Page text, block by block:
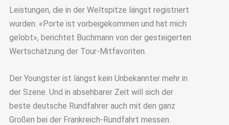
Leistungen, die in der Weltspitze längst registriert
wurden. «Porte ist vorbeigekommen und hat mich
gelobt», berichtet Buchmann von der gesteigerten
Wertschätzung der Tour-Mitfavoriten.
Der Youngster ist längst kein Unbekannter mehr in
der Szene. Und in absehbarer Zeit will sich der
beste deutsche Rundfahrer auch mit den ganz
Großen bei der Frankreich-Rundfahrt messen.